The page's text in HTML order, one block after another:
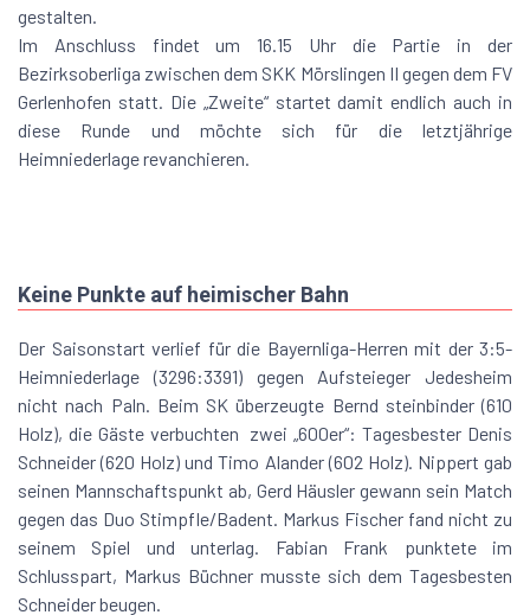
gestalten.
Im Anschluss findet um 16.15 Uhr die Partie in der
Bezirksoberliga zwischen dem SKK Mörslingen II gegen dem FV
Gerlenhofen statt. Die „Zweite“ startet damit endlich auch in
diese Runde und möchte sich für die letztjährige
Heimniederlage revanchieren.
Keine Punkte auf heimischer Bahn
Der Saisonstart verlief für die Bayernliga-Herren mit der 3:5-
Heimniederlage (3296:3391) gegen Aufsteieger Jedesheim
nicht nach Paln. Beim SK überzeugte Bernd steinbinder (610
Holz), die Gäste verbuchten zwei „600er“: Tagesbester Denis
Schneider (620 Holz) und Timo Alander (602 Holz). Nippert gab
seinen Mannschaftspunkt ab, Gerd Häusler gewann sein Match
gegen das Duo Stimpfle/Badent. Markus Fischer fand nicht zu
seinem Spiel und unterlag. Fabian Frank punktete im
Schlusspart, Markus Büchner musste sich dem Tagesbesten
Schneider beugen.